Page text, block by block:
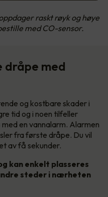
raskt røyk og høye
med CO-sensor.
dråpe med
og kostbare skader i
tid og i noen tilfeller
en vannalarm. Alarmen
fra første dråpe. Du vil
av få sekunder.
kan enkelt plasseres
steder i nærheten